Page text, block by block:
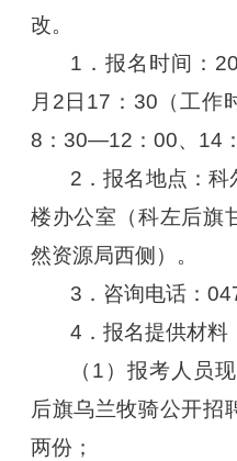
改。
1．报名时间：
月2日17：30（工作
8：30—12：00、14
2．报名地点：科
楼办公室（科左后旗
然资源局西侧）。
3．咨询电话：
4．报名提供材料
（1）报考人员
后旗乌兰牧骑公开招
两份；